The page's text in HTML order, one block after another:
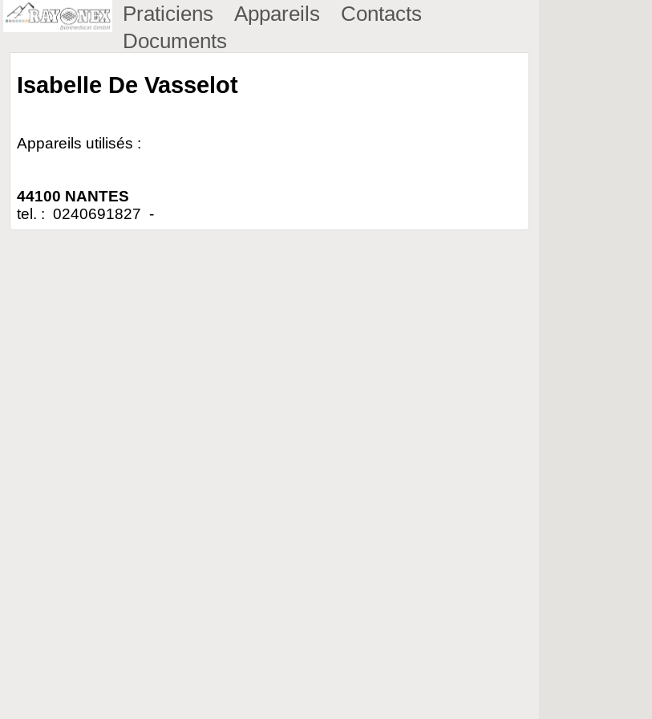
Praticiens Appareils
Contacts
Documents
Isabelle De Vasselot
Appareils utilisés :
44100 NANTES
tel. : 0240691827 -